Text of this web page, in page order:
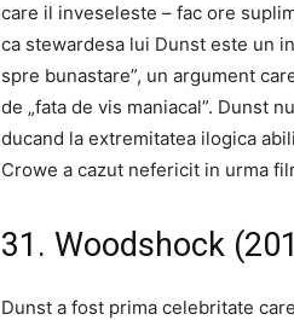
care il inveseleste – fac ore
ca stewardesa lui Dunst este un
spre bunastare”, un argument
de „fata de vis maniacal”. Dunst
ducand la extremitatea ilogica
Crowe a cazut nefericit in urma
31. Woodshock
Dunst a fost prima celebritate